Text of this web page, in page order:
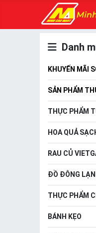
Danh
KHUYẾN MÃI
SẢN PHẨM
THỰC PHẨM
HOA QUẢ
RAU CỦ
ĐỒ ĐÔNG
THỰC PHẨM
BÁNH KẸO